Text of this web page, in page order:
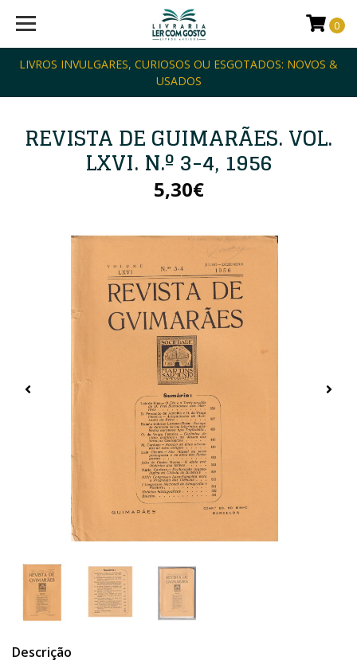
LIVROS INVULGARES, CURIOSOS OU ESGOTADOS: NOVOS &
USADOS
0
REVISTA DE GUIMARÃES. VOL.
LXVI. N.º 3-4, 1956
5,30€
Descrição